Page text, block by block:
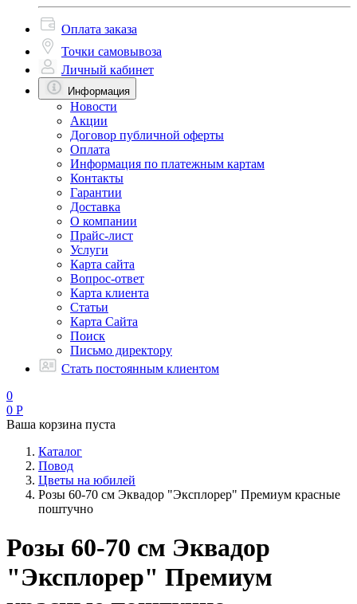
Оплата заказа
Точки самовывоза
Личный кабинет
Информация
Новости
Акции
Договор публичной оферты
Оплата
Информация по платежным картам
Контакты
Гарантии
Доставка
О компании
Прайс-лист
Услуги
Карта сайта
Вопрос-ответ
Карта клиента
Статьи
Карта Сайта
Поиск
Письмо директору
Стать постоянным клиентом
0
0 Р
Ваша корзина пуста
Каталог
Повод
Цветы на юбилей
Розы 60-70 см Эквадор "Эксплорер" Премиум красные
поштучно
Розы 60-70 см Эквадор
"Эксплорер" Премиум